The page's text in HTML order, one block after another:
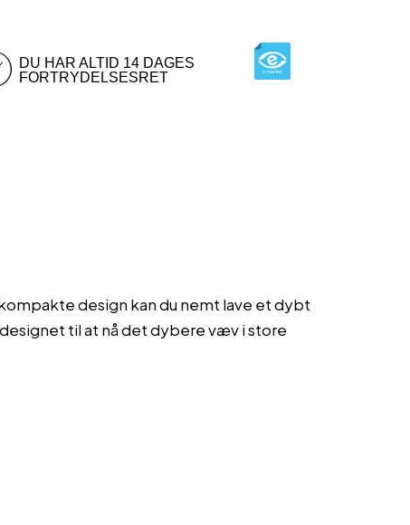
DU HAR ALTID 14 DAGES
FORTRYDELSESRET
design kan du nemt lave et dybt
til at nå det dybere væv i store